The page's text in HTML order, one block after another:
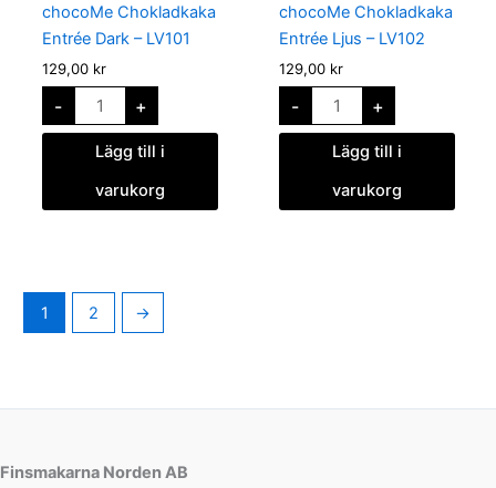
chocoMe Chokladkaka
Entrée Dark – LV101
129,00 kr
-
LV101
mängd
+
Lägg till i
varukorg
chocoMe Chokladkaka
Entrée Ljus – LV102
129,00 kr
-
LV102
mängd
+
Lägg till i
varukorg
1 2 →
Finsmakarna Norden AB